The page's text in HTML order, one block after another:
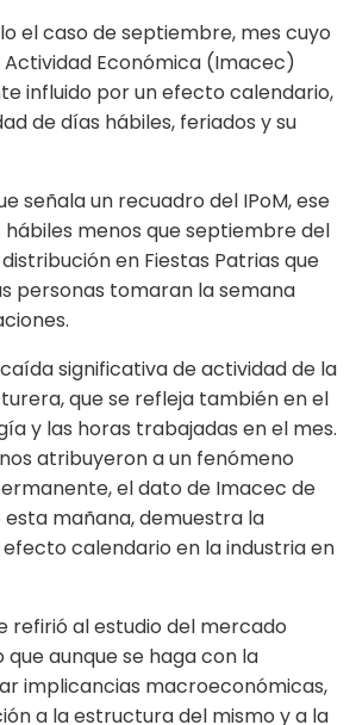
el caso de septiembre, mes cuyo
Actividad Económica (Imacec)
influido por un efecto calendario,
de días hábiles, feriados y su
señala un recuadro del IPoM, ese
hábiles menos que septiembre del
en Fiestas Patrias que
personas tomaran la semana
significativa de actividad de la
que se refleja también en el
y las horas trabajadas en el mes.
atribuyeron a un fenómeno
el dato de Imacec de
mañana, demuestra la
calendario en la industria en
refirió al estudio del mercado
aunque se haga con la
implicancias macroeconómicas,
a la estructura del mismo y a la